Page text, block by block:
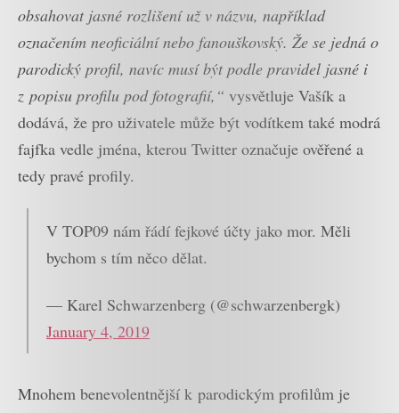
obsahovat jasné rozlišení už v názvu, například
označením neoficiální nebo fanouškovský. Že se jedná o
parodický profil, navíc musí být podle pravidel jasné i
z popisu profilu pod fotografií,“ vysvětluje Vašík a
dodává, že pro uživatele může být vodítkem také modrá
fajfka vedle jména, kterou Twitter označuje ověřené a
tedy pravé profily.
V TOP09 nám řádí fejkové účty jako mor. Měli
bychom s tím něco dělat.
— Karel Schwarzenberg (@schwarzenbergk)
January 4, 2019
Mnohem benevolentnější k parodickým profilům je